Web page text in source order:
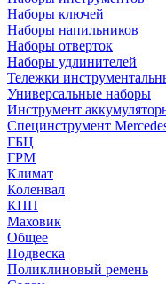
Наборы ключей
Наборы напильников
Наборы отверток
Наборы удлинителей
Тележки
Универсальные наборы
Инструмент
Специнструмент
ГБЦ
ГРМ
Климат
Коленвал
КПП
Маховик
Общее
Подвеска
Поликлиновый ремень